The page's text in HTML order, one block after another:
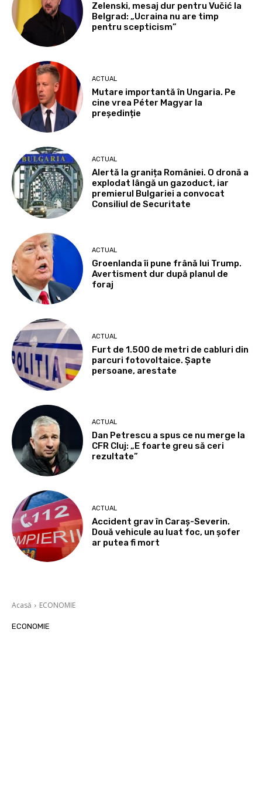
Zelenski, mesaj dur pentru Vučić la
Belgrad: „Ucraina nu are timp
pentru scepticism”
ACTUAL
Mutare importantă în Ungaria. Pe
cine vrea Péter Magyar la
președinție
ACTUAL
Alertă la granița României. O dronă a
explodat lângă un gazoduct, iar
premierul Bulgariei a convocat
Consiliul de Securitate
ACTUAL
Groenlanda îi pune frână lui Trump.
Avertisment dur după planul de
foraj
ACTUAL
Furt de 1.500 de metri de cabluri din
parcuri fotovoltaice. Șapte
persoane, arestate
ACTUAL
Dan Petrescu a spus ce nu merge la
CFR Cluj: „E foarte greu să ceri
rezultate”
ACTUAL
Accident grav în Caraș-Severin.
Două vehicule au luat foc, un șofer
ar putea fi mort